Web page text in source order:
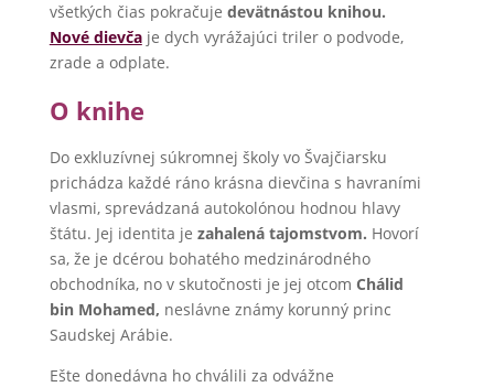
všetkých čias pokračuje devätnástou knihou.
Nové dievčaje dych vyrážajúci triler o podvode,
zrade a odplate.
O knihe
Do exkluzívnej súkromnej školy vo Švajčiarsku
prichádza každé ráno krásna dievčina s havraními
vlasmi, sprevádzaná autokolónou hodnou hlavy
štátu. Jej identita je zahalená tajomstvom. Hovorí
sa, že je dcérou bohatého medzinárodného
obchodníka, no v skutočnosti je jej otcom Chálid
bin Mohamed, neslávne známy korunný princ
Saudskej Arábie.
Ešte donedávna ho chválili za odvážne